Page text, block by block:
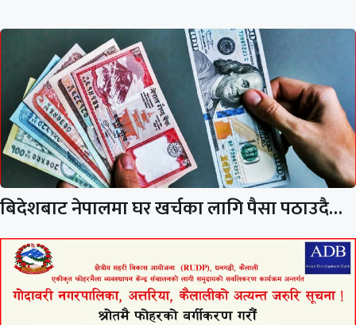
बिदेशबाट नेपालमा घर खर्चका लागि पैसा पठाउदै…